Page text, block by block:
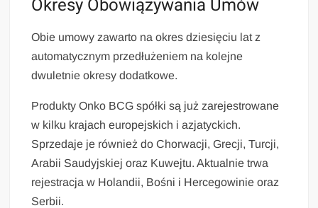
Okresy Obowiązywania Umów
Obie umowy zawarto na okres dziesięciu lat z
automatycznym przedłużeniem na kolejne
dwuletnie okresy dodatkowe.
Produkty Onko BCG spółki są już zarejestrowane
w kilku krajach europejskich i azjatyckich.
Sprzedaje je również do Chorwacji, Grecji, Turcji,
Arabii Saudyjskiej oraz Kuwejtu. Aktualnie trwa
rejestracja w Holandii, Bośni i Hercegowinie oraz
Serbii.